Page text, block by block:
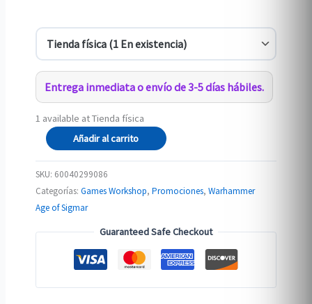
$1,450.00.$1,240.00.
Entrega inmediata o envío de 3-5 días hábiles.
1 available at Tienda física
AGE
BOOK
cantidad
Añadir al carrito
SKU: 60040299086
Categorías:Games Workshop,Promociones,Warhammer
Age of Sigmar
Guaranteed Safe Checkout